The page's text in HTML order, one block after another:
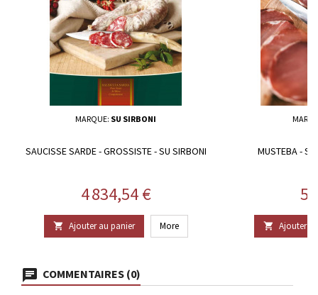
MARQUE: SU SIRBONI
SAUCISSE SARDE - GROSSISTE - SU SIRBONI
Prix
4 834,54 €
 Ajouter au panier More
MUSTEBA -
 Ajouter
COMMENTAIRES (0)